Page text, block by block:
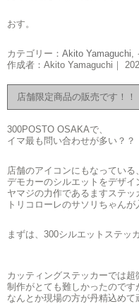
おす。
カテゴリー： Akito Yamaguchi
作成者：Akito Yamaguchi｜
店舗限定商品の販売です！！
300POSTO OSAKAで、
イマ最も問い合わせが多い？？
店舗のアイコンにもなっている、
デモカーのシルエットをデザイ
ヤマジの力作であるますステッ
トリコローレのサソリちゃん
まずは、300シルエットステッ
カッティングステッカーでは超
制作がとても難しかったのです
なんとか現場の方が丹精込めて